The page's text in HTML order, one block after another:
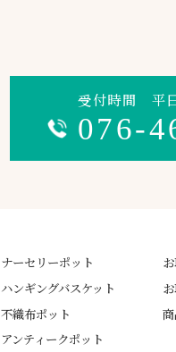
受付時間 平
076-
ナーセリーポット
ハンギングバスケット
不織布ポット
アンティークポット